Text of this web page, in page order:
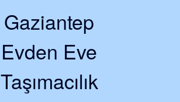
Gaziantep
Evden Eve
Taşımacılık